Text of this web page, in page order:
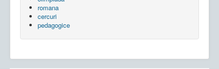
romana
cercuri
pedagogice